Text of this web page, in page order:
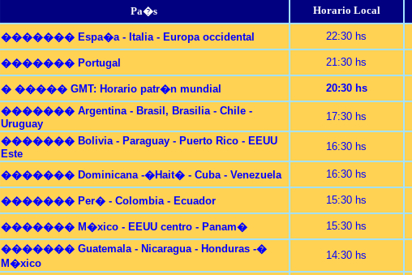
Pa�s Horario Local
������� Espa�a - Italia - Europa occidental 22:30 hs
������� Portugal 21:30 hs
� ����� GMT: Horario patr�n mundial
20:30 hs
������� Argentina - Brasil, Brasilia - Chile -
Uruguay
17:30 hs
������� Bolivia - Paraguay - Puerto Rico - EEUU
Este
16:30 hs
������� Dominicana -�Hait� - Cuba - Venezuela 16:30 hs
������� Per� - Colombia - Ecuador 15:30 hs
������� M�xico - EEUU centro - Panam�
15:30 hs
������� Guatemala - Nicaragua - Honduras -�
M�xico
14:30 hs